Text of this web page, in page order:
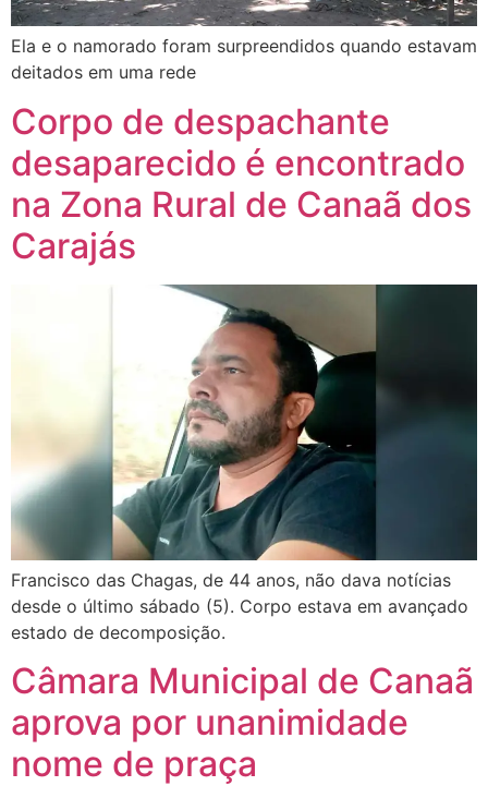
Ela e o namorado foram surpreendidos quando estavam
deitados em uma rede
Corpo de despachante
desaparecido é encontrado
na Zona Rural de Canaã dos
Carajás
Francisco das Chagas, de 44 anos, não dava notícias
desde o último sábado (5). Corpo estava em avançado
estado de decomposição.
Câmara Municipal de Canaã
aprova por unanimidade
nome de praça